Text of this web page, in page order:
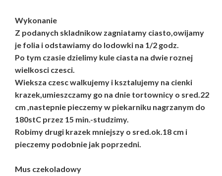
Wykonanie
Z podanych skladnikow zagniatamy ciasto,owijamy
je folia i odstawiamy do lodowki na 1/2 godz.
Po tym czasie dzielimy kule ciasta na dwie roznej
wielkosci czesci.
Wieksza czesc walkujemy i ksztalujemy na cienki
krazek,umieszczamy go na dnie tortownicy o sred.22
cm ,nastepnie pieczemy w piekarniku nagrzanym do
180stC przez 15 min.-studzimy.
Robimy drugi krazek mniejszy o sred.ok.18 cm i
pieczemy podobnie jak poprzedni.
Mus czekoladowy